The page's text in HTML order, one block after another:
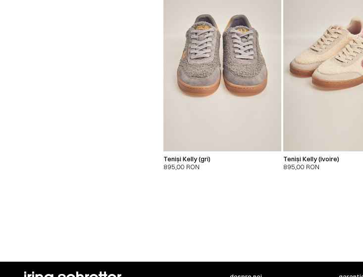
Teniși Kelly (gri)
895,00 RON
Teniși Kelly (ivoire)
895,00 RON